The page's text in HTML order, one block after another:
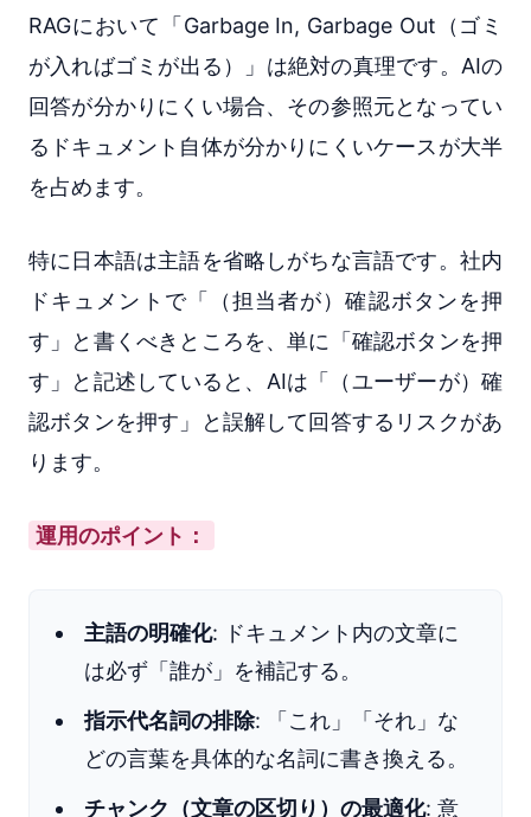
RAGにおいて「Garbage In, Garbage Out（ゴミ
が入ればゴミが出る）」は絶対の真理です。AIの
回答が分かりにくい場合、その参照元となってい
るドキュメント自体が分かりにくいケースが大半
を占めます。
特に日本語は主語を省略しがちな言語です。社内
ドキュメントで「（担当者が）確認ボタンを押
す」と書くべきところを、単に「確認ボタンを押
す」と記述していると、AIは「（ユーザーが）確
認ボタンを押す」と誤解して回答するリスクがあ
ります。
運用のポイント：
主語の明確化: ドキュメント内の文章に
は必ず「誰が」を補記する。
指示代名詞の排除: 「これ」「それ」な
どの言葉を具体的な名詞に書き換える。
チャンク（文章の区切り）の最適化: 意